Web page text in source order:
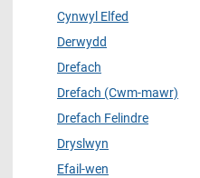
Cynwyl Elfed
Derwydd
Drefach
Drefach (Cwm-mawr)
Drefach Felindre
Dryslwyn
Efail-wen